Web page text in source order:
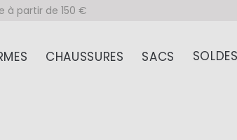
à partir de 150 €
CHAUSSURES SACS SOLDES